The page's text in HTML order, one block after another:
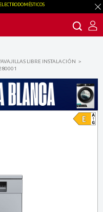
LIBRE INSTALACIÓN